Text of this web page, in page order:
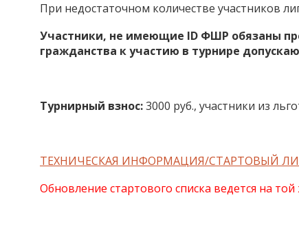
При недостаточном количестве участников
Участники, не имеющие ID ФШР обязаны
гражданства к участию в турнире
Турнирный взнос:3000 руб., участники из
ТЕХНИЧЕСКАЯ ИНФОРМАЦИЯ/СТАРТОВЫЙ
Обновление стартового списка ведется на